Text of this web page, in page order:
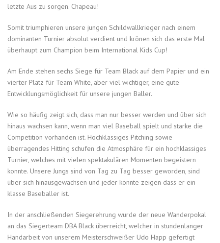
letzte Aus zu sorgen. Chapeau!
Somit triumphieren unsere jungen Schildwallkrieger nach einem
dominanten Turnier absolut verdient und krönen sich das erste Mal
überhaupt zum Champion beim International Kids Cup!
Am Ende stehen sechs Siege für Team Black auf dem Papier und ein
vierter Platz für Team White, aber viel wichtiger, eine gute
Entwicklungsmöglichkeit für unsere jungen Baller.
Wie so häufig zeigt sich, dass man nur besser werden und über sich
hinaus wachsen kann, wenn man viel Baseball spielt und starke die
Competition vorhanden ist. Hochklassiges Pitching sowie
überragendes Hitting schufen die Atmosphäre für ein hochklassiges
Turnier, welches mit vielen spektakulären Momenten begeistern
konnte. Unsere Jungs sind von Tag zu Tag besser geworden, sind
über sich hinausgewachsen und jeder konnte zeigen dass er ein
klasse Baseballer ist.
In der anschließenden Siegerehrung wurde der neue Wanderpokal
an das Siegerteam DBA Black überreicht, welcher in stundenlanger
Handarbeit von unserem Meisterschweißer Udo Happ gefertigt